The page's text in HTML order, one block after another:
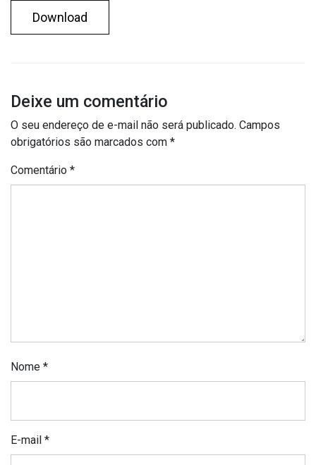
Download
Deixe um comentário
O seu endereço de e-mail não será publicado. Campos
obrigatórios são marcados com *
Comentário *
Nome *
E-mail *